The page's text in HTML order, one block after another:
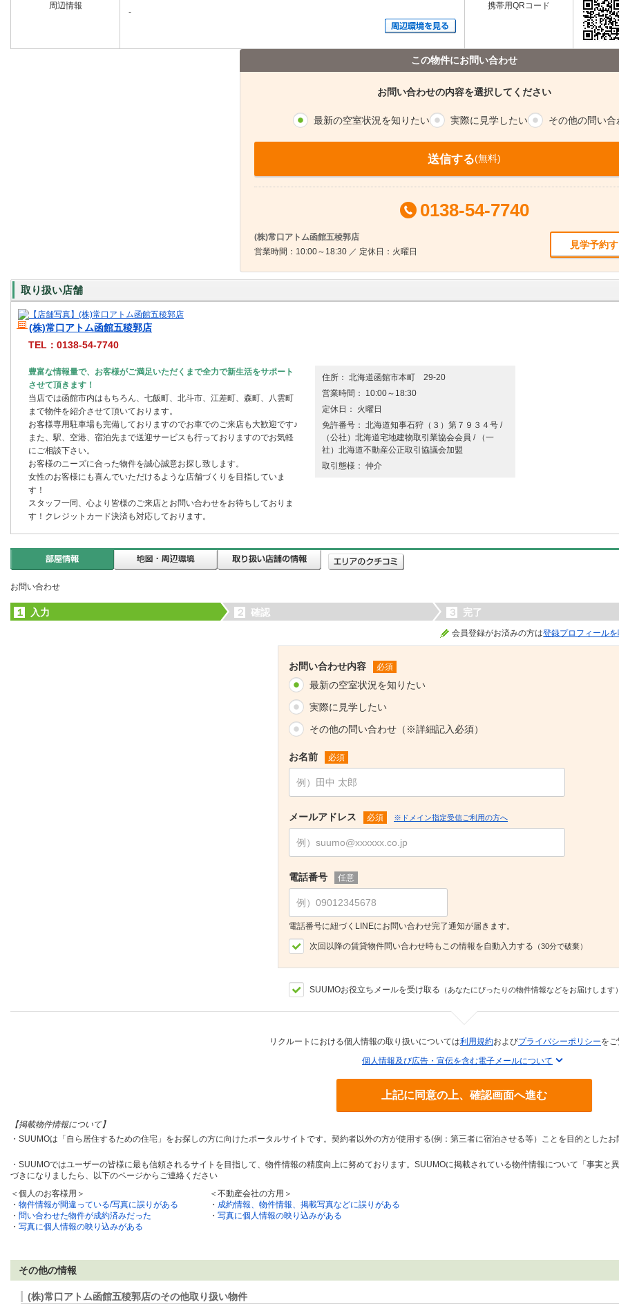
周辺情報
-
携帯用QRコード
この物件にお問い合わせ
お問い合わせの内容を選択してください
最新の空室状況を知りたい 実際に 見学したい その他の問い合
送信する(無料)
0138-54-7740
(株)常口アトム函館五稜郭店
営業時間：10:00～18:30 ／ 定休日：火曜日
見学予約
取り扱い店舗
(株)常口アトム函館五稜郭店
TEL：0138-54-7740
豊富な情報量で、お客様がご満足いただくまで全力で新生活をサポート
させて頂きます！
当店では函館市内はもちろん、七飯町、北斗市、江差町、森町、八雲町
まで物件を紹介させて頂いております。
お客様専用駐車場も完備しておりますのでお車でのご来店も大歓迎です♪
また、駅、空港、宿泊先まで送迎サービスも行っておりますのでお気軽
にご相談下さい。
お客様のニーズに合った物件を誠心誠意お探し致します。
女性のお客様にも喜んでいただけるような店舗づくりを目指していま
す！
スタッフ一同、心より皆様のご来店とお問い合わせをお待ちしておりま
す！クレジットカード決済も対応しております。
住所： 北海道函館市本町 29-20
営業時間： 10:00～18:30
定休日： 火曜日
免許番号： 北海道知事石狩（３）第７９３４号 /
（公社）北海道宅地建物取引業協会会員 / （一
社）北海道不動産公正取引協議会加盟
取引態様： 仲介
お問い合わせ
１ 入力 ２ 確認 ３ 完了
会員登録がお済みの方は登録プロフィール
お問い合わせ内容 必須
最新の空室状況を知りたい
実際に見学したい
その他の問い合わせ（※詳細記入必須）
お名前 必須
メールアドレス 必須 ※ドメイン指定受信ご利用の方へ
電話番号 任意
電話番号に紐づくLINEにお問い合わせ完了通知が届きます。
次回以降の賃貸物件問い合わせ時もこの情報を自動入力する （30分で破棄）
SUUMOお役立ちメールを受け取る （あなたにぴったりの物件情報などをお届けします
リクルートにおける個人情報の取り扱いについては利用規約およびプライバシーポリシーを
個人情報及び広告・宣伝を含む電子メールについて
上記に同意の上、確認画面へ進む
【掲載物件情報について】
・SUUMOは「自ら居住するための住宅」をお探しの方に向けたポータルサイトです。契約者以外の方が使用する(例：第三者に宿泊させる等）ことを目的とした
・SUUMOではユーザーの皆様に最も信頼されるサイトを目指して、物件情報の精度向上に努めております。SUUMOに掲載されている物件情報について「事実
づきになりましたら、以下のページからご連絡ください
＜個人のお客様用＞
・ 物件情報が間違っている/写真に誤りがある
・ 問い合わせた物件が成約済みだった
・ 写真に個人情報の映り込みがある
＜不動産会社の方用＞
・ 成約情報、物件情報、掲載写真などに誤りがある
・ 写真に個人情報の映り込みがある
その他の情報
(株)常口アトム函館五稜郭店のその他取り扱い物件